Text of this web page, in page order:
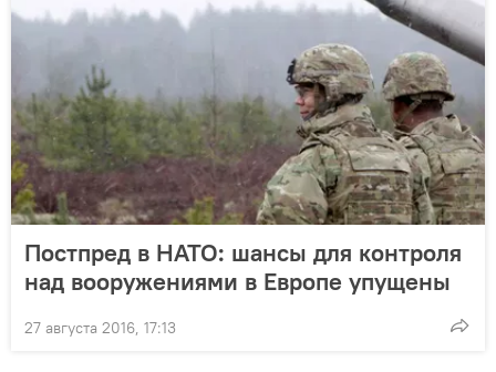
Постпред в НАТО: шансы для контроля
над вооружениями в Европе упущены
27 августа 2016, 17:13